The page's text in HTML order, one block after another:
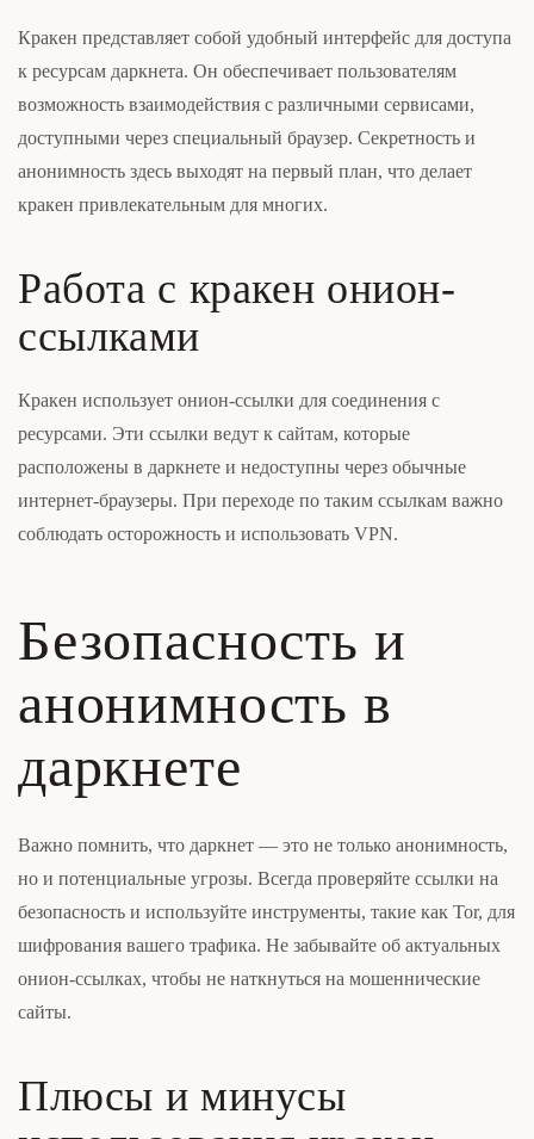
Кракен представляет собой удобный интерфейс для доступа
к ресурсам даркнета. Он обеспечивает пользователям
возможность взаимодействия с различными сервисами,
доступными через специальный браузер. Секретность и
анонимность здесь выходят на первый план, что делает
кракен привлекательным для многих.
Работа с кракен онион-
ссылками
Кракен использует онион-ссылки для соединения с
ресурсами. Эти ссылки ведут к сайтам, которые
расположены в даркнете и недоступны через обычные
интернет-браузеры. При переходе по таким ссылкам важно
соблюдать осторожность и использовать VPN.
Безопасность и
анонимность в
даркнете
Важно помнить, что даркнет — это не только анонимность,
но и потенциальные угрозы. Всегда проверяйте ссылки на
безопасность и используйте инструменты, такие как Tor, для
шифрования вашего трафика. Не забывайте об актуальных
онион-ссылках, чтобы не наткнуться на мошеннические
сайты.
Плюсы и минусы